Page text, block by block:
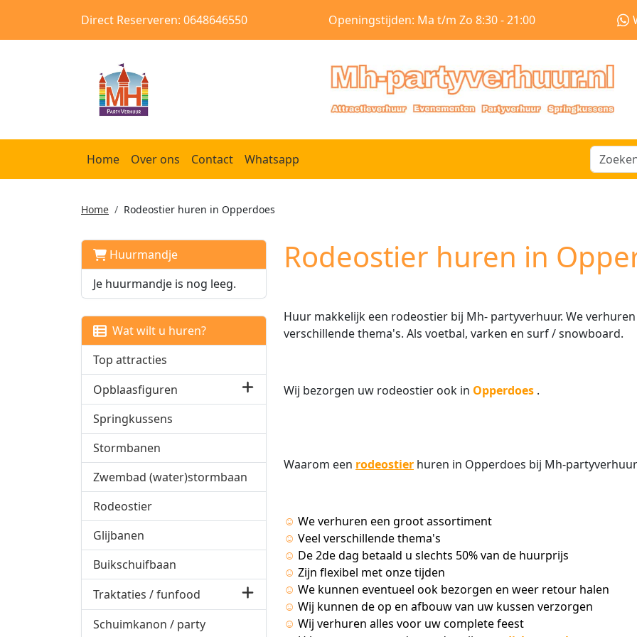
Direct Reserveren: 0648646550 Openingstijden: Ma t/m Zo 8:30 - 21:00
Home Over ons Contact Whatsapp
Home Rodeostier huren in Opperdoes
Huurmandje
Je huurmandje is nog leeg.
Wat wilt u huren?
Top attracties
Opblaasfiguren
Springkussens
Stormbanen
Zwembad (water)stormbaan
Rodeostier
Glijbanen
Buikschuifbaan
Traktaties / funfood
Schuimkanon / party
Rodeostier huren in
Huur makkelijk een rodeostier bij Mh- partyverhuur. We
verschillende thema's. Als voetbal, varken en surf / snowboard.
Wij bezorgen uw rodeostier ook in Opperdoes .
Waarom een rodeostier huren in Opperdoes bij Mh-
☺ We verhuren een groot assortiment
☺ Veel verschillende thema's
☺ De 2de dag betaald u slechts 50% van de huurprijs
☺ Zijn flexibel met onze tijden
☺ We kunnen eventueel ook bezorgen en weer retour halen
☺ Wij kunnen de op en afbouw van uw kussen verzorgen
☺ Wij verhuren alles voor uw complete feest